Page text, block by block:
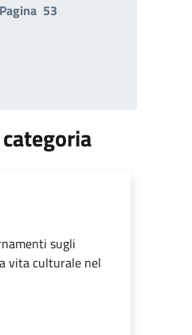
Pagina 53
sugli
vita culturale nel